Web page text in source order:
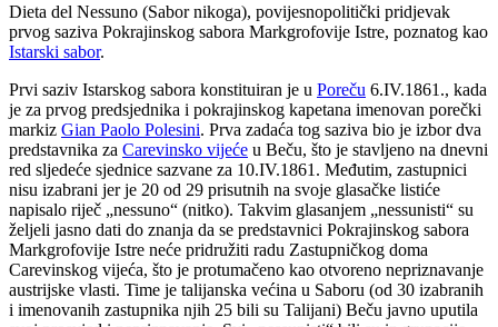
Dieta del Nessuno (Sabor nikoga), povijesnopolitički pridjevak
prvog saziva Pokrajinskog sabora Markgrofovije Istre, poznatog kao
Istarski sabor.
Prvi saziv Istarskog sabora konstituiran je u Poreču 6.IV.1861., kada
je za prvog predsjednika i pokrajinskog kapetana imenovan porečki
markiz Gian Paolo Polesini. Prva zadaća tog saziva bio je izbor dva
predstavnika za Carevinsko vijeće u Beču, što je stavljeno na dnevni
red sljedeće sjednice sazvane za 10.IV.1861. Međutim, zastupnici
nisu izabrani jer je 20 od 29 prisutnih na svoje glasačke listiće
napisalo riječ „nessuno“ (nitko). Takvim glasanjem „nessunisti“ su
željeli jasno dati do znanja da se predstavnici Pokrajinskog sabora
Markgrofovije Istre neće pridružiti radu Zastupničkog doma
Carevinskog vijeća, što je protumačeno kao otvoreno nepriznavanje
austrijske vlasti. Time je talijanska većina u Saboru (od 30 izabranih
i imenovanih zastupnika njih 25 bili su Talijani) Beču javno uputila